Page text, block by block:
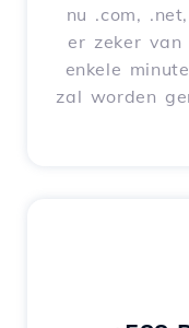
nu .com,
er zeker
enkele
zal worden